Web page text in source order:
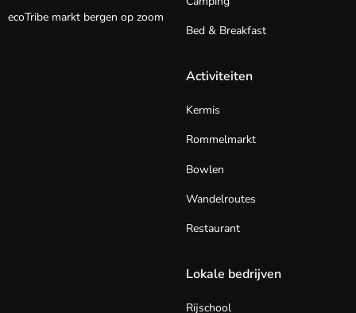
ecoTribe markt bergen op zoom
Bed & Breakfast
Activiteiten
Kermis
Rommelmarkt
Bowlen
Wandelroutes
Restaurant
Lokale bedrijven
Rijschool